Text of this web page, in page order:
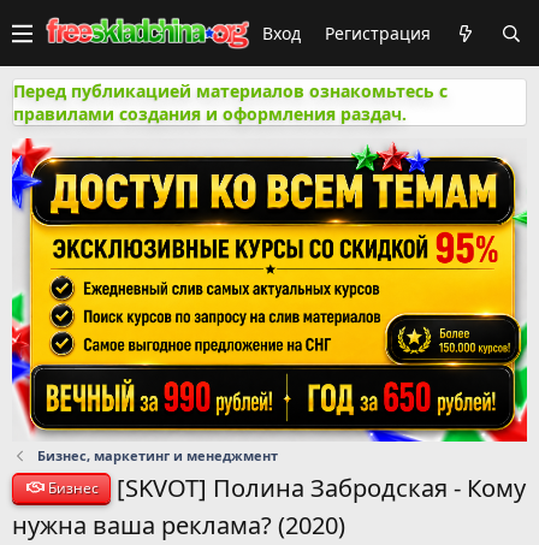
Вход Регистрация
Перед публикацией материалов ознакомьтесь с
правилами создания и оформления раздач.
Бизнес, маркетинг и менеджмент
Бизнес
[SKVOT] Полина Забродская - Кому
нужна ваша реклама? (2020)